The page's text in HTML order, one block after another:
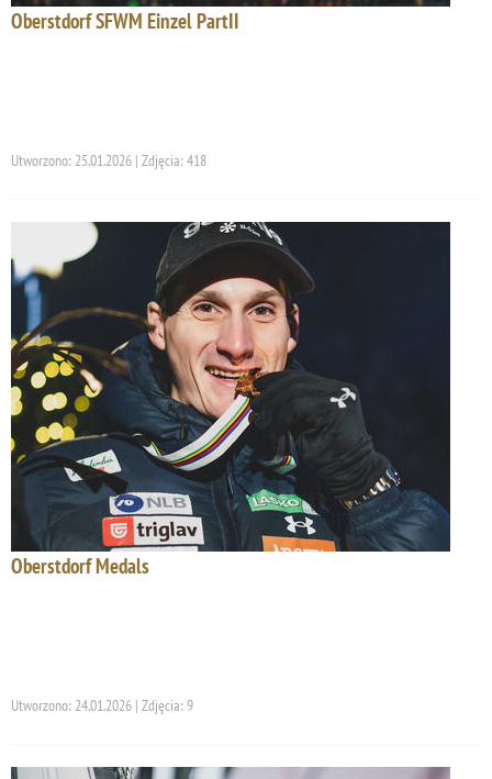
Oberstdorf SFWM Einzel PartII
Utworzono: 25.01.2026 | Zdjęcia: 418
Oberstdorf Medals
Utworzono: 24.01.2026 | Zdjęcia: 9